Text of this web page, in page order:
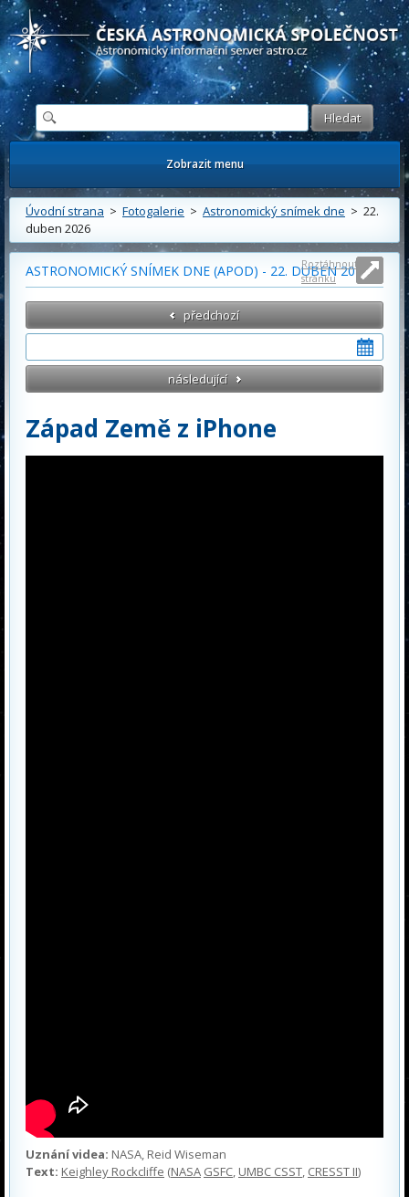
Česká astronomická společnost - Informační astronomický server
Zobrazit menu
Úvodní strana > Fotogalerie > Astronomický snímek dne > 22.
duben 2026
ASTRONOMICKÝ SNÍMEK DNE (APOD) - 22. DUBEN 2026
Roztáhnout
stránku
předchozí
následující
Západ Země z iPhone
Uznání videa: NASA, Reid Wiseman
Text: Keighley Rockcliffe (NASA GSFC, UMBC CSST, CRESST II)